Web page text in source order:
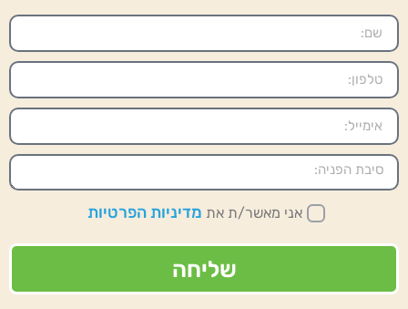
אני מאשר/ת את מדיניות הפרטיות
שליחה